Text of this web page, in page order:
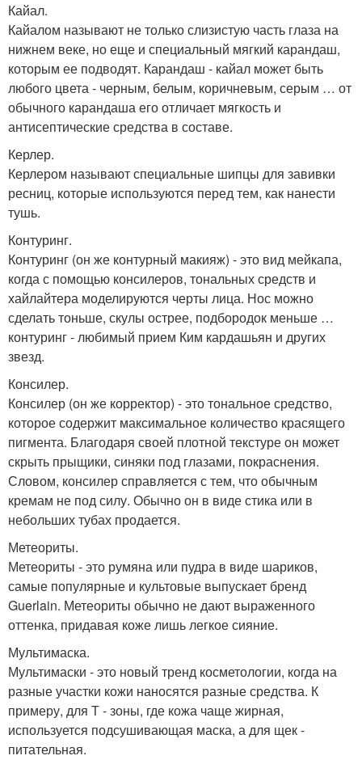
Кайал.
Кайалом называют не только слизистую часть глаза на
нижнем веке, но еще и специальный мягкий карандаш,
которым ее подводят. Карандаш - кайал может быть
любого цвета - черным, белым, коричневым, серым … от
обычного карандаша его отличает мягкость и
антисептические средства в составе.
Керлер.
Керлером называют специальные шипцы для завивки
ресниц, которые используются перед тем, как нанести
тушь.
Контуринг.
Контуринг (он же контурный макияж) - это вид мейкапа,
когда с помощью консилеров, тональных средств и
хайлайтера моделируются черты лица. Нос можно
сделать тоньше, скулы острее, подбородок меньше …
контуринг - любимый прием Ким кардашьян и других
звезд.
Консилер.
Консилер (он же корректор) - это тональное средство,
которое содержит максимальное количество красящего
пигмента. Благодаря своей плотной текстуре он может
скрыть прыщики, синяки под глазами, покраснения.
Словом, консилер справляется с тем, что обычным
кремам не под силу. Обычно он в виде стика или в
небольших тубах продается.
Метеориты.
Метеориты - это румяна или пудра в виде шариков,
самые популярные и культовые выпускает бренд
Guerlain. Метеориты обычно не дают выраженного
оттенка, придавая коже лишь легкое сияние.
Мультимаска.
Мультимаски - это новый тренд косметологии, когда на
разные участки кожи наносятся разные средства. К
примеру, для Т - зоны, где кожа чаще жирная,
используется подсушивающая маска, а для щек -
питательная.